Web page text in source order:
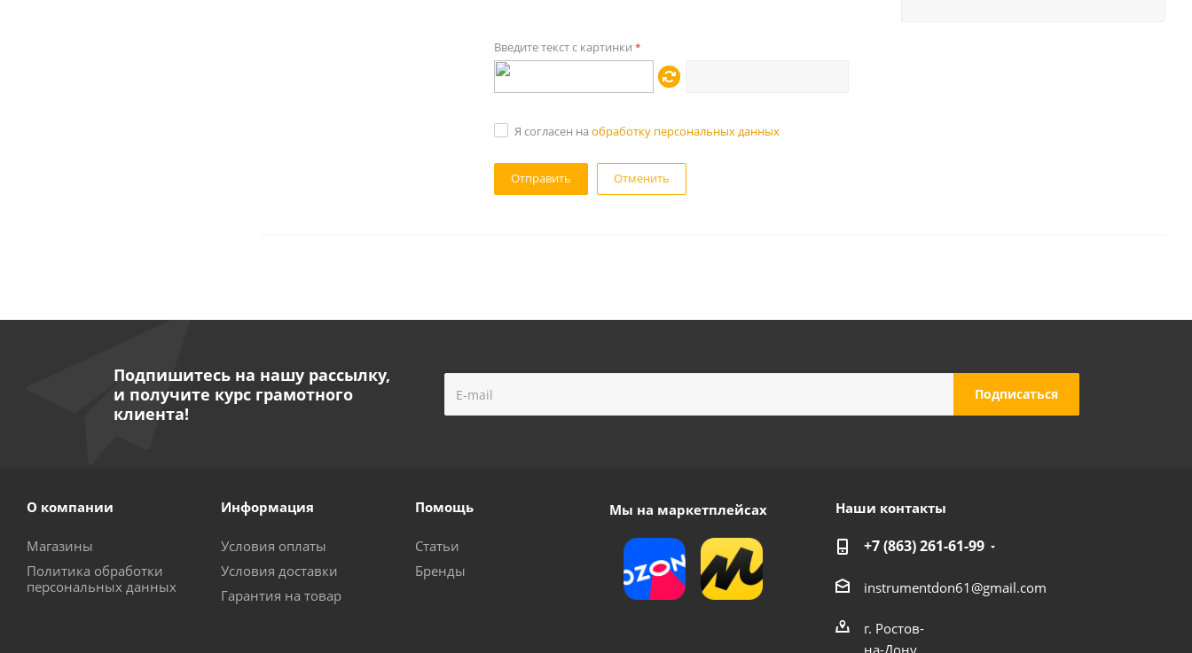
Введите текст с картинки *
Я согласен на обработку персональных данных
Отменить
Подпишитесь на нашу рассылку,
и получите курс грамотного
клиента!
О компании
Магазины
Политика обработки
персональных данных
Информация
Условия оплаты
Условия доставки
Гарантия на товар
Помощь
Статьи
Бренды
Мы на маркетплейсах Наши контакты
+7 (863) 261-61-99
instrumentdon61@gmail.com
г. Ростов-
на-Дону,